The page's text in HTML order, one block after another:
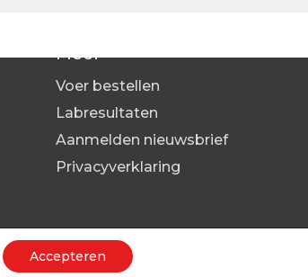
Meer
Voer bestellen
Labresultaten
Aanmelden nieuwsbrief
Privacyverklaring
Accepteren